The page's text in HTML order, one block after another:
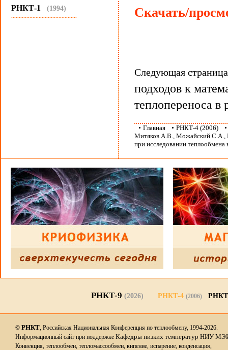
РНКТ-1 (1994)
...........................................
Скачать/
Следующая
подходов к
теплопереноса в
• Главная • РНКТ-4 (2006)
Митяков А.В., Можайский С.А.,
при исследовании теплообмена
РНКТ-9 (2026) РНКТ-4 (2006)
© РНКТ, Российская Национальная Конференция по теплообмену, 1994-2026.
Информационный сайт при поддержке Кафедры низких температур НИУ
Конвекция, теплообмен, тепломассообмен, кипение, испарение, конденсация,